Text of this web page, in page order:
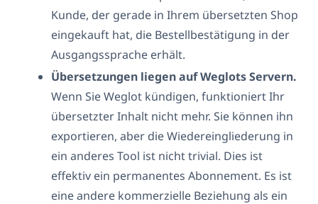
Kunde, der gerade in Ihrem übersetzten Shop
eingekauft hat, die Bestellbestätigung in der
Ausgangssprache erhält.
Übersetzungen liegen auf Weglots Servern.
Wenn Sie Weglot kündigen, funktioniert Ihr
übersetzter Inhalt nicht mehr. Sie können ihn
exportieren, aber die Wiedereingliederung in
ein anderes Tool ist nicht trivial. Dies ist
effektiv ein permanentes Abonnement. Es ist
eine andere kommerzielle Beziehung als ein